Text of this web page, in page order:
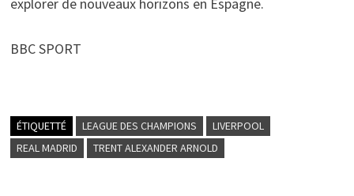
explorer de nouveaux horizons en Espagne.
BBC SPORT
ÉTIQUETTÉ LEAGUE DES CHAMPIONS
LIVERPOOL
REAL MADRID
TRENT ALEXANDER ARNOLD